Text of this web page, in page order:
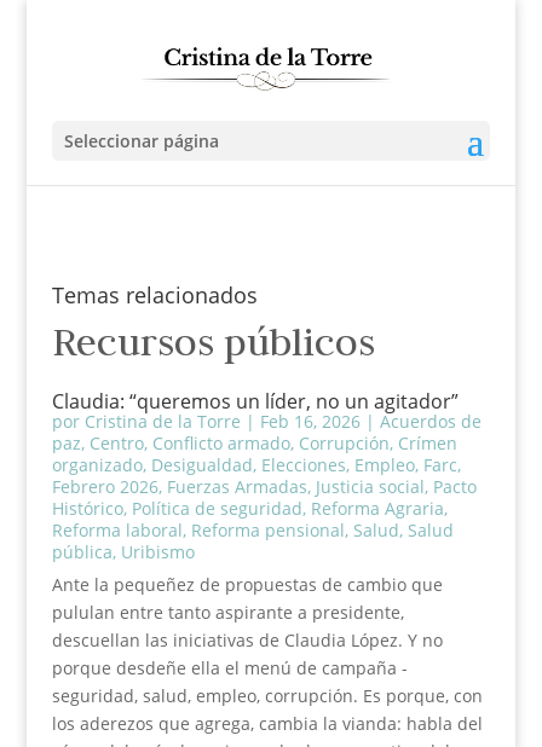
Seleccionar página
Temas relacionados
Recursos públicos
Claudia: “queremos un líder, no un agitador”
por Cristina de la Torre | Feb 16, 2026| Acuerdos de
paz, Centro, Conflicto armado, Corrupción, Crímen
organizado, Desigualdad, Elecciones, Empleo, Farc,
Febrero 2026, Fuerzas Armadas, Justicia social, Pacto
Histórico, Política de seguridad, Reforma Agraria,
Reforma laboral, Reforma pensional, Salud, Salud
pública, Uribismo
Ante la pequeñez de propuestas de cambio que
pululan entre tanto aspirante a presidente,
descuellan las iniciativas de Claudia López. Y no
porque desdeñe ella el menú de campaña -
seguridad, salud, empleo, corrupción. Es porque, con
los aderezos que agrega, cambia la vianda: habla del